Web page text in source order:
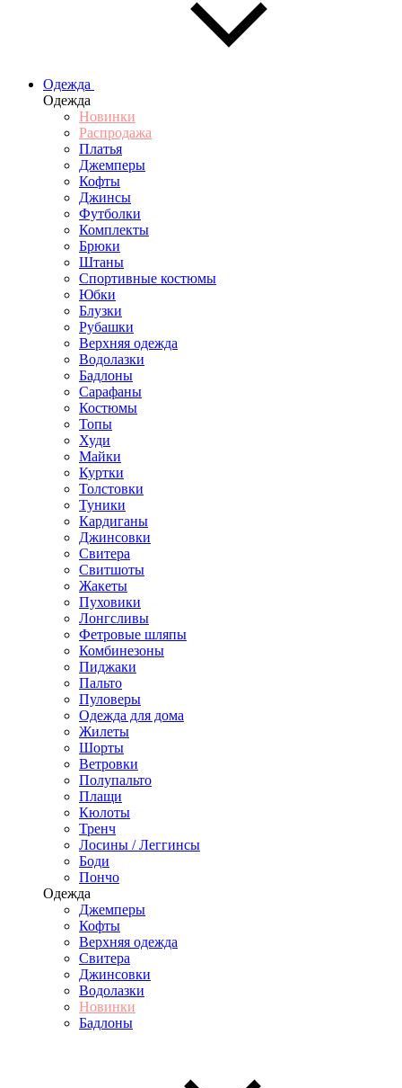
Одежда
Одежда
Новинки
Распродажа
Платья
Джемперы
Кофты
Джинсы
Футболки
Комплекты
Брюки
Штаны
Спортивные костюмы
Юбки
Блузки
Рубашки
Верхняя одежда
Водолазки
Бадлоны
Сарафаны
Костюмы
Топы
Худи
Майки
Куртки
Толстовки
Туники
Кардиганы
Джинсовки
Свитера
Свитшоты
Жакеты
Пуховики
Лонгсливы
Фетровые шляпы
Комбинезоны
Пиджаки
Пальто
Пуловеры
Одежда для дома
Жилеты
Шорты
Ветровки
Полупальто
Плащи
Кюлоты
Тренч
Лосины / Леггинсы
Боди
Пончо
Одежда
Джемперы
Кофты
Верхняя одежда
Свитера
Джинсовки
Водолазки
Новинки
Бадлоны